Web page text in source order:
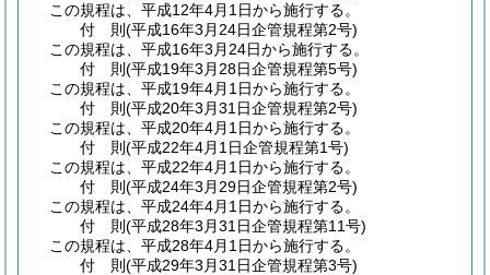
この規程は、平成12年4月1日から施行する。
付 則(平成16年3月24日企管規程第2号)
この規程は、平成16年3月24日から施行する。
付 則(平成19年3月28日企管規程第5号)
この規程は、平成19年4月1日から施行する。
付 則(平成20年3月31日企管規程第2号)
この規程は、平成20年4月1日から施行する。
付 則(平成22年4月1日企管規程第1号)
この規程は、平成22年4月1日から施行する。
付 則(平成24年3月29日企管規程第2号)
この規程は、平成24年4月1日から施行する。
付 則(平成28年3月31日企管規程第11号)
この規程は、平成28年4月1日から施行する。
付 則(平成29年3月31日企管規程第3号)